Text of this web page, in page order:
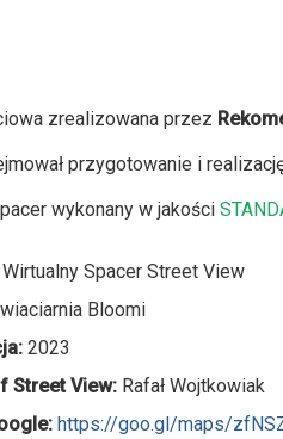
zrealizowana przez
przygotowanie i
wykonany w jakości
Wirtualny Spacer Street View
Bloomi
2023
Street View: Rafał Wojtkowiak
https://goo.gl/maps/